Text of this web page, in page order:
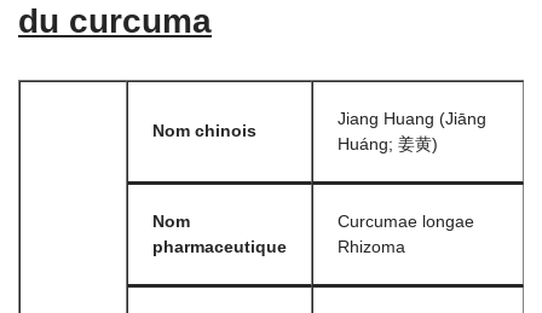
du curcuma
Nom chinois
Jiang Huang (Jiāng
Huáng; 姜黄)
Nom
pharmaceutique
Curcumae longae
Rhizoma